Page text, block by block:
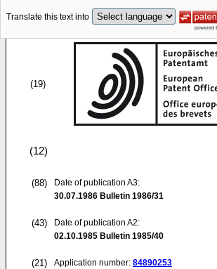
Translate this text into
(19)
(12)
(88)
Date of publication A3:
30.07.1986 Bulletin 1986/31
(43)
Date of publication A2:
02.10.1985 Bulletin 1985/40
(21) Application number: 84890253